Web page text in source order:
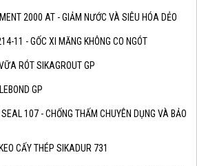
2000 AT - GIẢM NƯỚC VÀ SIÊU HÓA DẺO
11 - GỐC XI MĂNG KHÔNG CO NGÓT
RÓT SIKAGROUT GP
GP
107 - CHỐNG THẤM CHUYÊN DỤNG VÀ BẢO
CẤY THÉP SIKADUR 731